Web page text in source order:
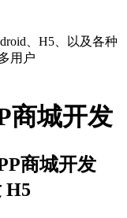
、H5、以及各种
用户
H5